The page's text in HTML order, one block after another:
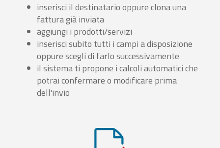
inserisci il destinatario oppure clona una
fattura già inviata
aggiungi i prodotti/servizi
inserisci subito tutti i campi a disposizione
oppure scegli di farlo successivamente
il sistema ti propone i calcoli automatici che
potrai confermare o modificare prima
dell'invio